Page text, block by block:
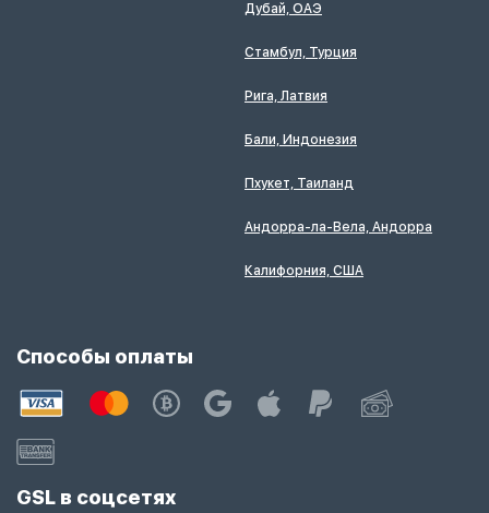
Дубай, ОАЭ
Стамбул, Турция
Рига, Латвия
Бали, Индонезия
Пхукет, Таиланд
Андорра-ла-Вела, Андорра
Калифорния, США
Способы оплаты
GSL в соцсетях